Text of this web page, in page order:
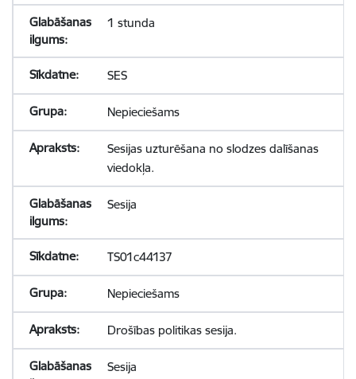
1 stunda
SES
Nepieciešams
Sesijas uzturēšana no slodzes dalīšanas
viedokļa.
Sesija
TS01c44137
Nepieciešams
Drošības politikas sesija.
Sesija